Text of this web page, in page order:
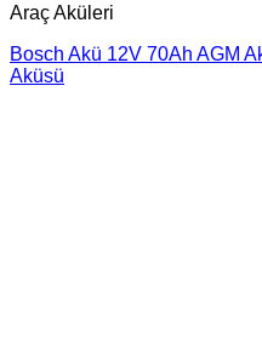
Araç Aküleri
Bosch Akü 12V 70Ah AGM
Aküsü